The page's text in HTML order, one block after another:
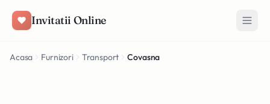
Invitatii Online
Acasa Furnizori Transport Covasna